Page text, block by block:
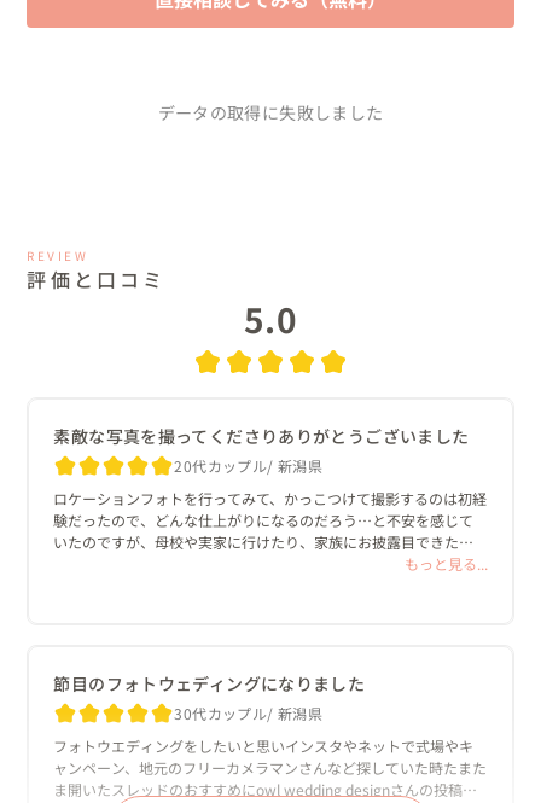
データの取得に失敗しました
REVIEW
評価と口コミ
5.0
素敵な写真を撮ってくださりありがとうございました
20代カップル 新潟県
ロケーションフォトを行ってみて、かっこつけて撮影するのは初経
験だったので、どんな仕上がりになるのだろう…と不安を感じて
いたのですが、母校や実家に行けたり、家族にお披露目できたり
とかなり安心できる雰囲気で挑めました。かっこいいスタジオで
も撮っていきたいなと思うようになりました。
良かったと思うところは、①妊娠中であることにかなり配慮して
いただき、撮影日・撮影時間の調整・衣装などいろいろな面で助け
て頂きありがたかったです。
②家族にゆっくり披露できる時間をご提案頂き、どうなるか想像つ
もっと見る...
節目のフォトウェディングになりました
30代カップル 新潟県
フォトウエディングをしたいと思いインスタやネットで式場やキ
ャンペーン、地元のフリーカメラマンさんなど探していた時たまた
ま開いたスレッドのおすすめにowl wedding designさんの投稿を